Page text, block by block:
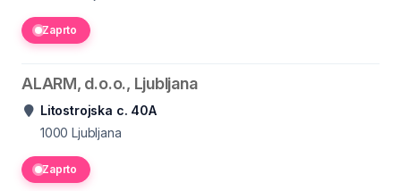
Zaprto
ALARM, d.o.o., Ljubljana
Litostrojska c. 40A
1000 Ljubljana
Zaprto